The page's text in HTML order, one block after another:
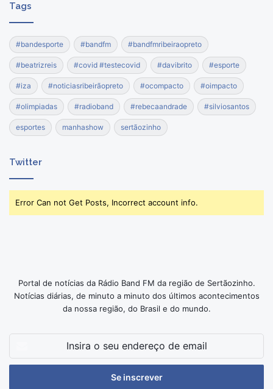
Tags
#bandesporte #bandfm #bandfmribeiraopreto
#beatrizreis #covid #testecovid #davibrito #esporte
#iza #noticiasribeirãopreto #ocompacto #oimpacto
#olimpiadas #radioband #rebecaandrade #silviosantos
esportes manhashow sertãozinho
Twitter
Error Can not Get Posts, Incorrect account info.
Portal de notícias da Rádio Band FM da região de Sertãozinho.
Notícias diárias, de minuto a minuto dos últimos acontecimentos
da nossa região, do Brasil e do mundo.
seu